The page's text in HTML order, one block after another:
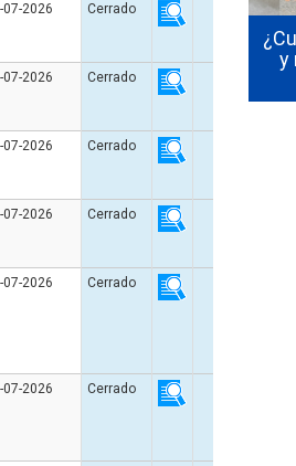
07-2026 Cerrado
07-2026 Cerrado
07-2026 Cerrado
07-2026 Cerrado
07-2026 Cerrado
07-2026 Cerrado
cuesta un curso de
Precios reales y qué
incluye cada opción
y